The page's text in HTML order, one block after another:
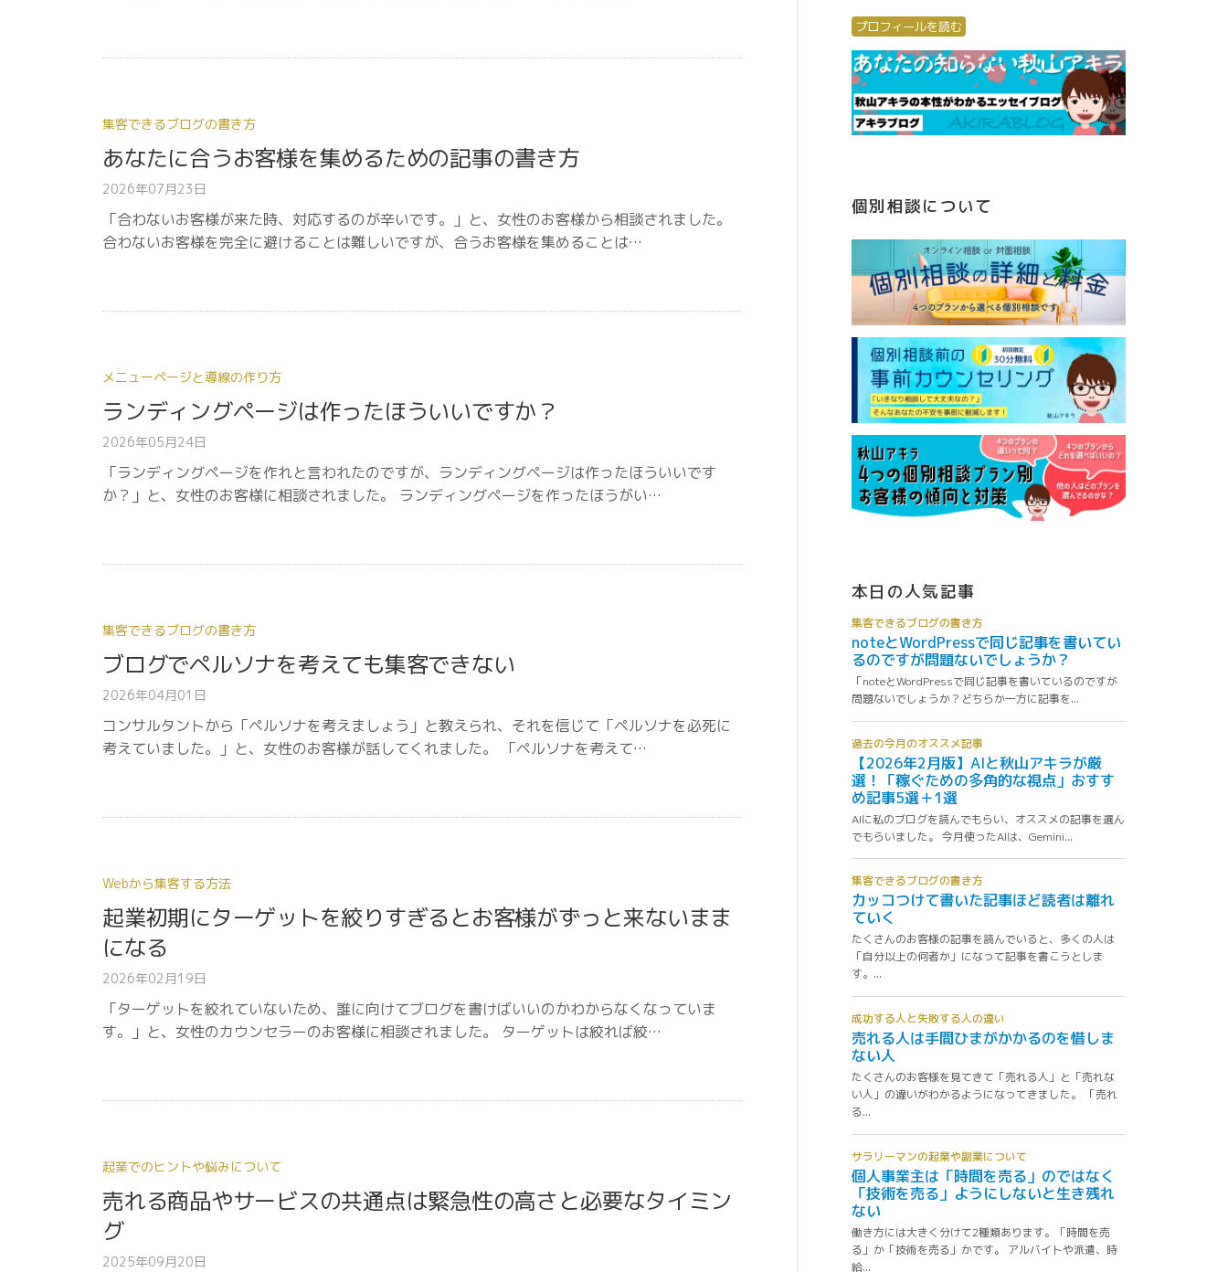
集客できるブログの書き方
あなたに合うお客様を集めるための記事の書き方
2026年07月23日
「合わないお客様が来た時、対応するのが辛いです。」と、女性のお客様から相談されました。
合わないお客様を完全に避けることは難しいですが、合うお客様を集めることは…
メニューページと導線の作り方
ランディングページは作ったほういいですか？
2026年05月24日
「ランディングページを作れと言われたのですが、ランディングページは作ったほういいです
か？」と、女性のお客様に相談されました。 ランディングページを作ったほうがい…
集客できるブログの書き方
ブログでペルソナを考えても集客できない
2026年04月01日
コンサルタントから「ペルソナを考えましょう」と教えられ、それを信じて「ペルソナを必死に
考えていました。」と、女性のお客様が話してくれました。 「ペルソナを考えて…
Webから集客する方法
起業初期にターゲットを絞りすぎるとお客様がずっと来ないまま
になる
2026年02月19日
「ターゲットを絞れていないため、誰に向けてブログを書けばいいのかわからなくなっていま
す。」と、女性のカウンセラーのお客様に相談されました。 ターゲットは絞れば絞…
起業でのヒントや悩みについて
売れる商品やサービスの共通点は緊急性の高さと必要なタイミン
グ
2025年09月20日
プロフィールを読む
個別相談について
本日の人気記事